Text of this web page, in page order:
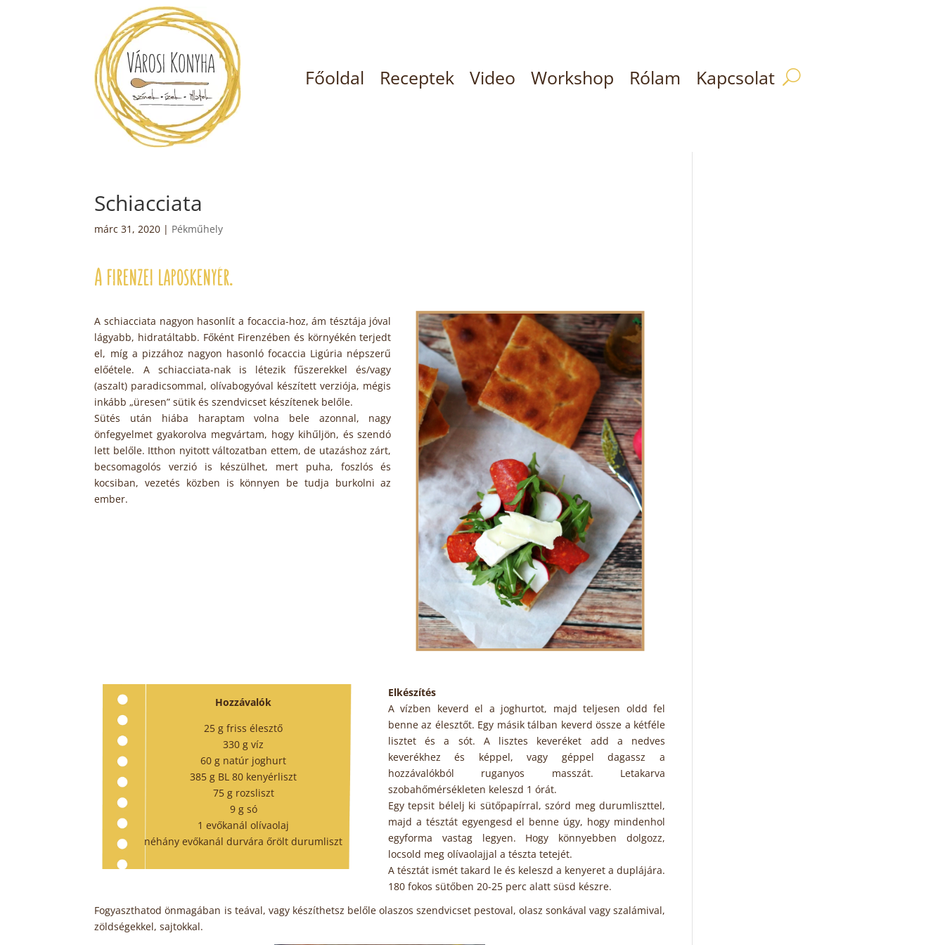
Főoldal Receptek Video Workshop Rólam Kapcsolat
Schiacciata
márc 31, 2020 | Pékműhely
A firenzei laposkenyér.
A schiacciata nagyon hasonlít a focaccia-hoz, ám tésztája jóval
lágyabb, hidratáltabb. Főként Firenzében és környékén terjedt
el, míg a pizzához nagyon hasonló focaccia Ligúria népszerű
előétele. A schiacciata-nak is létezik fűszerekkel és/vagy
(aszalt) paradicsommal, olívabogyóval készített verziója, mégis
inkább „üresen” sütik és szendvicset készítenek belőle.
Sütés után hiába haraptam volna bele azonnal, nagy
önfegyelmet gyakorolva megvártam, hogy kihűljön, és szendó
lett belőle. Itthon nyitott változatban ettem, de utazáshoz zárt,
becsomagolós verzió is készülhet, mert puha, foszlós és
kocsiban, vezetés közben is könnyen be tudja burkolni az
ember.
Hozzávalók
25 g friss élesztő
330 g víz
60 g natúr joghurt
385 g BL 80 kenyérliszt
75 g rozsliszt
9 g só
1 evőkanál olívaolaj
néhány evőkanál durvára őrölt durumliszt
Elkészítés
A vízben keverd el a joghurtot, majd teljesen oldd fel
benne az élesztőt. Egy másik tálban keverd össze a kétféle
lisztet és a sót. A lisztes keveréket add a nedves
keverékhez és képpel, vagy géppel dagassz a
hozzávalókból ruganyos masszát. Letakarva
szobahőmérsékleten keleszd 1 órát.
Egy tepsit bélelj ki sütőpapírral, szórd meg durumliszttel,
majd a tésztát egyengesd el benne úgy, hogy mindenhol
egyforma vastag legyen. Hogy könnyebben dolgozz,
locsold meg olívaolajjal a tészta tetejét.
A tésztát ismét takard le és keleszd a kenyeret a duplájára.
180 fokos sütőben 20-25 perc alatt süsd készre.
Fogyaszthatod önmagában is teával, vagy készíthetsz belőle olaszos szendvicset pestoval, olasz sonkával vagy szalámival,
zöldségekkel, sajtokkal.